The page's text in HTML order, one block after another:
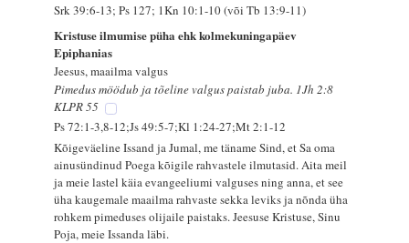
Srk 39:6-13; Ps 127; 1Kn 10:1-10 (või Tb 13:9-11)
Kristuse ilmumise püha ehk kolmekuningapäev
Epiphanias
Jeesus, maailma valgus
Pimedus möödub ja tõeline valgus paistab juba. 1Jh 2:8
KLPR 55
Ps 72:1-3,8-12;Js 49:5-7;Kl 1:24-27;Mt 2:1-12
Kõigeväeline Issand ja Jumal, me täname Sind, et Sa oma
ainusündinud Poega kõigile rahvastele ilmutasid. Aita meil
ja meie lastel käia evangeeliumi valguses ning anna, et see
üha kaugemale maailma rahvaste sekka leviks ja nõnda üha
rohkem pimeduses olijaile paistaks. Jeesuse Kristuse, Sinu
Poja, meie Issanda läbi.